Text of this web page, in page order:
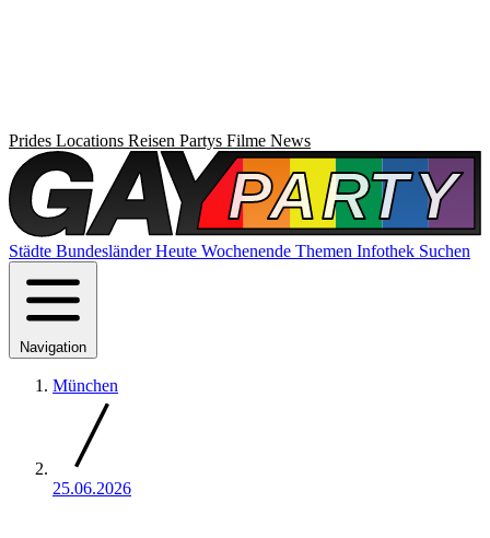
Prides Locations Reisen Partys Filme News
Städte BundesländerHeute Wochenende Themen Infothek Suchen
Navigation
München
25.06.2026